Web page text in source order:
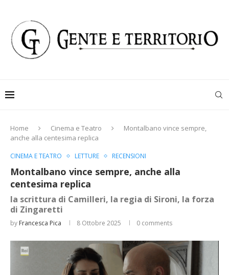
Home Cinema e Teatro
Montalbano vince sempre,
anche alla centesima replica
CINEMA E TEATRO LETTURE RECENSIONI
Montalbano vince sempre, anche alla
centesima replica
la scrittura di Camilleri, la regia di Sironi, la forza
di Zingaretti
by Francesca Pica 8 Ottobre 2025 0 comments